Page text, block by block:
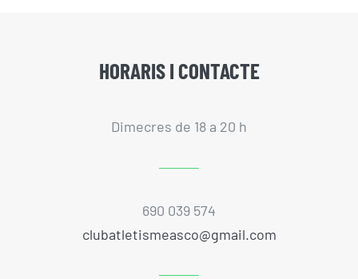
HORARIS I CONTACTE
Dimecres de 18 a 20 h
690 039 574
clubatletismeasco@gmail.com